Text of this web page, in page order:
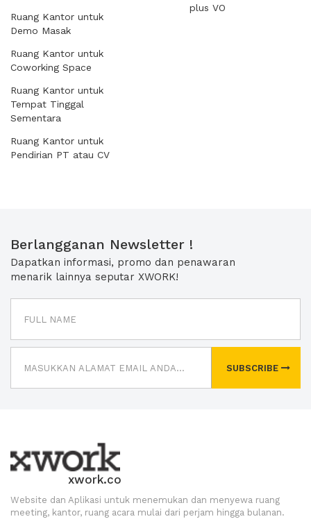
Ruang Kantor untuk
Demo Masak
Ruang Kantor untuk
Coworking Space
Ruang Kantor untuk
Tempat Tinggal
Sementara
Ruang Kantor untuk
Pendirian PT atau CV
plus VO
Berlangganan Newsletter !
Dapatkan informasi, promo dan penawaran
menarik lainnya seputar XWORK!
SUBSCRIBE
xwork.co
Website dan Aplikasi untuk menemukan dan menyewa ruang
meeting, kantor, ruang acara mulai dari perjam hingga bulanan.